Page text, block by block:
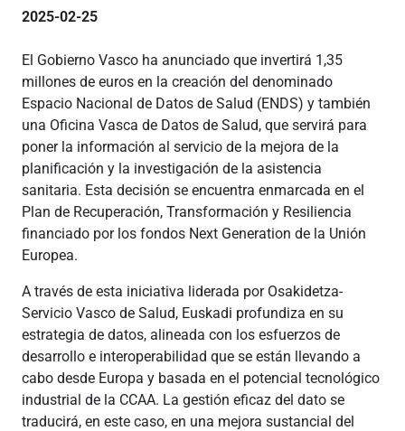
2025-02-25
El Gobierno Vasco ha anunciado que invertirá 1,35
millones de euros en la creación del denominado
Espacio Nacional de Datos de Salud (ENDS) y también
una Oficina Vasca de Datos de Salud, que servirá para
poner la información al servicio de la mejora de la
planificación y la investigación de la asistencia
sanitaria. Esta decisión se encuentra enmarcada en el
Plan de Recuperación, Transformación y Resiliencia
financiado por los fondos Next Generation de la Unión
Europea.
A través de esta iniciativa liderada por Osakidetza-
Servicio Vasco de Salud, Euskadi profundiza en su
estrategia de datos, alineada con los esfuerzos de
desarrollo e interoperabilidad que se están llevando a
cabo desde Europa y basada en el potencial tecnológico
industrial de la CCAA. La gestión eficaz del dato se
traducirá, en este caso, en una mejora sustancial del